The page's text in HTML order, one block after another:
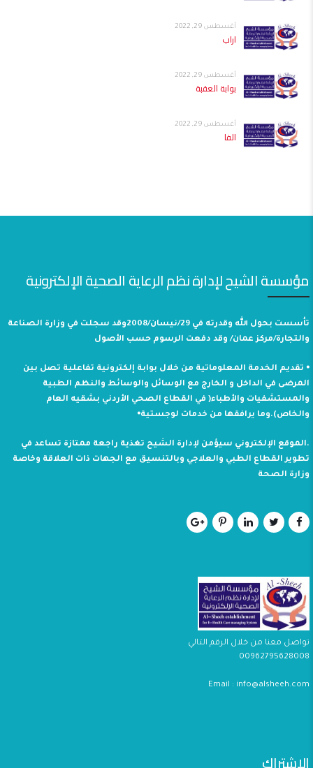
أغسطس 29, 2022
اراب
أغسطس 29, 2022
بوابة العقبة
أغسطس 29, 2022
الفا
مؤسسة الشيح لإدارة نظم الرعاية الصحية الإلكترونية
تأسست بحول الله وقدرته في 29/نيسان/2008وقد سجلت في وزارة الصناعة
والتجارة/مركز عمان/ وقد دفعت الرسوم حسب الأصول
⦁ تقديم الخدمة المعلوماتية من خلال بوابة إلكترونية تفاعلية تصل بين
المرضى في الداخل و الخارج مع الوسائل والوسائط والنظم الطبية
والمستشفيات والأطباء( في القطاع الصحي الأردني بشقيه العام
والخاص).وما يرافقها من خدمات لوجستية⦁
.الموقع الإلكتروني سيؤمن لإدارة الشيح تغذية راجعة ممتازة تساعد في
تطوير القطاع الطبي والعلاجي وبالتنسيق مع الجهات ذات العلاقة وخاصة
وزارة الصحة
تواصل معنا من خلال الرقم التالي
00962795628008
Email : info@alsheeh.com
الإشتراك